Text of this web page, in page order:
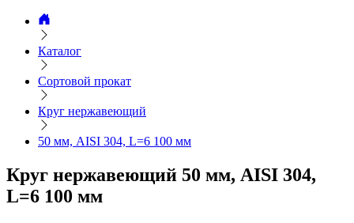
Каталог
Сортовой прокат
Круг нержавеющий
50 мм, AISI 304, L=6 100 мм
Круг нержавеющий 50 мм, AISI 304,
L=6 100 мм